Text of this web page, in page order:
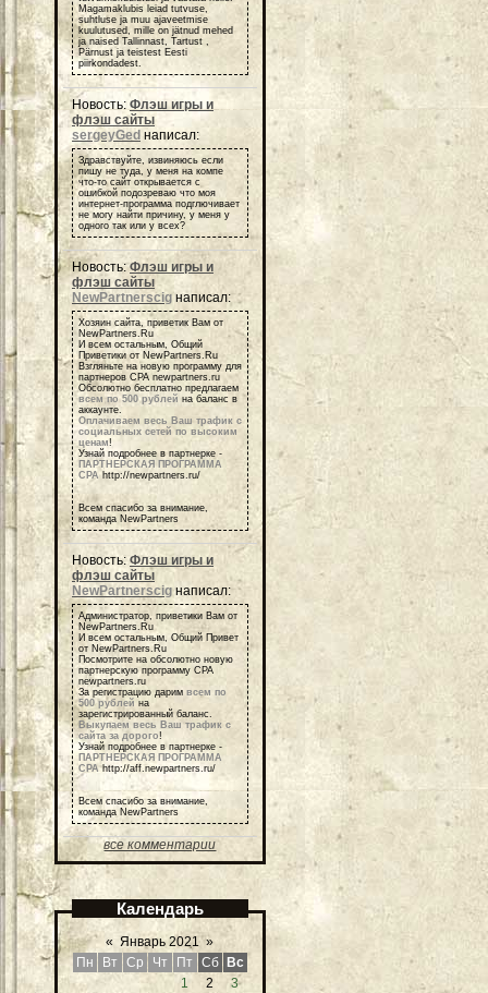
Magamaklubis leiad tutvuse,
suhtluse ja muu ajaveetmise
kuulutused, mille on jätnud mehed
ja naised Tallinnast, Tartust ,
Pärnust ja teistest Eesti
piirkondadest.
Новость: Флэш игры и
флэш сайты
sergeyGed написал:
Здравствуйте, извиняюсь если
пишу не туда, у меня на компе
что-то сайт открывается с
ошибкой подозреваю что моя
интернет-программа подглючивает
не могу найти причину, у меня у
одного так или у всех?
Новость:Флэш игры и
флэш сайты
NewPartnerscigнаписал:
Хозяин сайта, приветик Вам от
NewPartners.Ru
И всем остальным, Общий
Приветики от NewPartners.Ru
Взгляньте на новую программу для
партнеров СРА newpartners.ru
Обсолютно бесплатно предлагаем
всем по 500 рублей на баланс в
аккаунте.
Оплачиваем весь Ваш трафик с
социальных сетей по высоким
ценам!
Узнай подробнее в партнерке -
ПАРТНЕРСКАЯ ПРОГРАММА
СРАhttp://newpartners.ru/
Всем спасибо за внимание,
команда NewPartners
Новость: Флэш игры и
флэш сайты
NewPartnerscig написал:
Администратор, приветики Вам от
NewPartners.Ru
И всем остальным, Общий Привет
от NewPartners.Ru
Посмотрите на обсолютно новую
партнерскую программу СРА
newpartners.ru
За регистрацию дарим всем по
500 рублей на
зарегистрированный баланс.
Выкупаем весь Ваш трафик с
сайта за дорого!
Узнай подробнее в партнерке -
ПАРТНЕРСКАЯ ПРОГРАММА
СРАhttp://aff.newpartners.ru/
Всем спасибо за внимание,
команда NewPartners
все комментарии
Календарь
« Январь 2021 »
Пн
Вт Ср Чт Пт Сб
Вс
1
2
3